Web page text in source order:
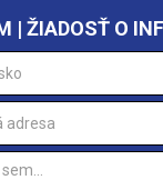
| ŽIADOSŤ O